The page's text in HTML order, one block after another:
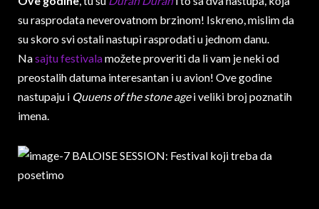
su rasprodata neverovatnom brzinom! Iskreno, mislim da
su skoro svi ostali nastupi rasprodati u jednom danu.
Nasajtu festivalamožete proveriti da li vam je neki od
preostalih datuma interesantan i u avion! Ove godine
nastupaju i Quuens of the stone agei veliki broj poznatih
imena.